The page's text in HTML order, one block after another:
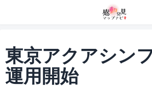
東京アクアシン
運用開始